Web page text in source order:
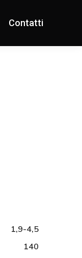
Contatti
1,9-4,5
140